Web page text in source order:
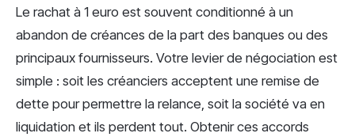
Le rachat à 1 euro est souvent conditionné à un
abandon de créances de la part des banques ou des
principaux fournisseurs. Votre levier de négociation est
simple : soit les créanciers acceptent une remise de
dette pour permettre la relance, soit la société va en
liquidation et ils perdent tout. Obtenir ces accords